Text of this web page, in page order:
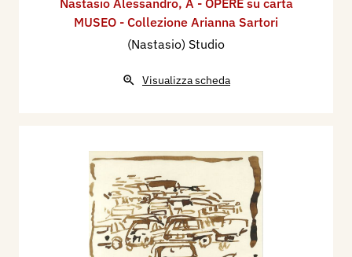
Nastasio Alessandro, A - OPERE su carta
MUSEO - Collezione Arianna Sartori
(Nastasio) Studio
Visualizza scheda